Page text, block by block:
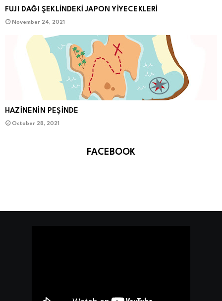
FUJI DAĞI ŞEKLİNDEKİ JAPON YİYECEKLERİ
November 24, 2021
HAZİNENİN PEŞİNDE
October 28, 2021
FACEBOOK